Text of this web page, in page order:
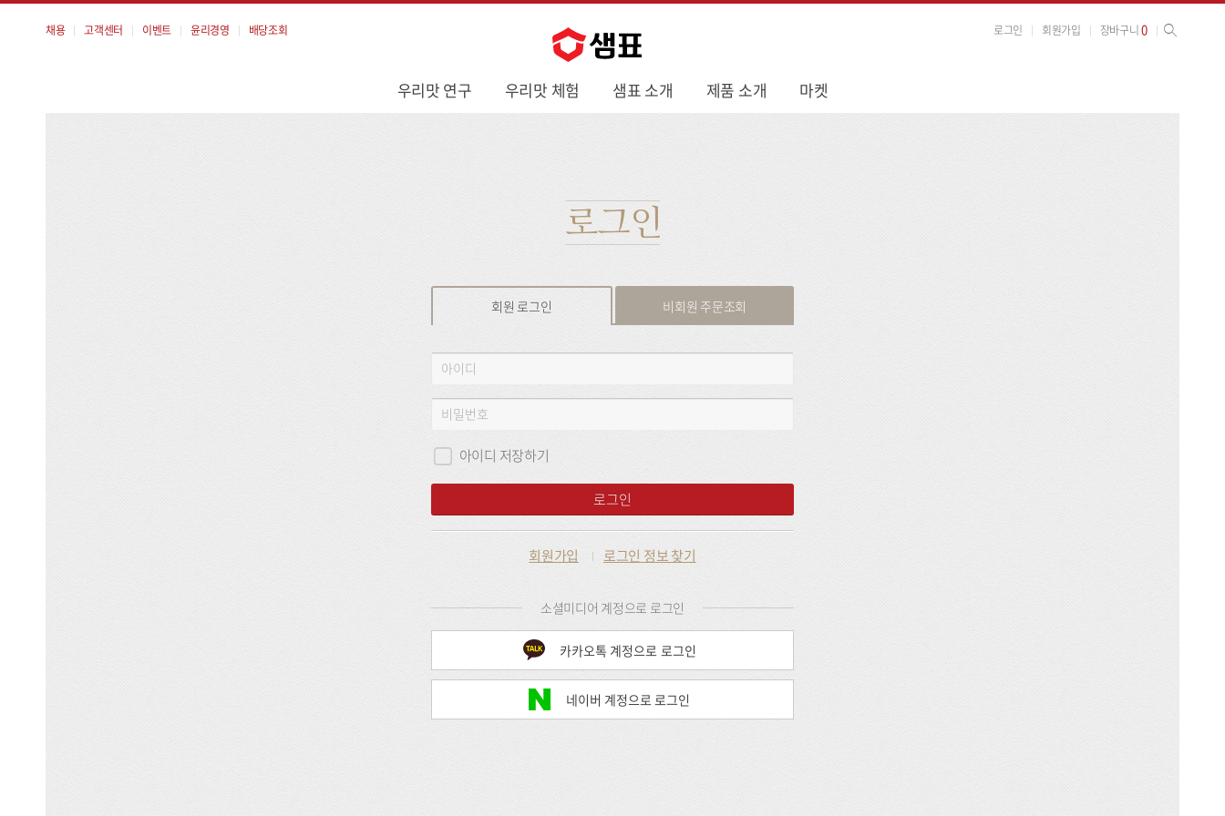
뉴
우리맛 연구 우리맛 체험 샘표 소개 제품 소개 마켓
채용 고객센터 이벤트 윤리경영 배당조회 로그인 회원가입 장바구니0 사이트 검색
로그인
회원 로그인 비회원 주문조회
회
로
그
인
아
디비
번
호
아이디 저장하기
로그인
회원가입 로그인 정보 찾기
소셜미디어 계정으로 로그인
카카오톡 계정으로 로그인
네이버 계정으로 로그인